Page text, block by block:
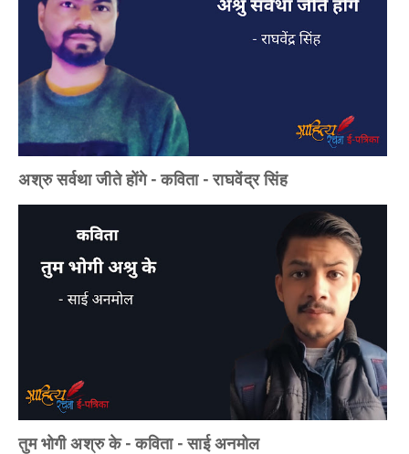
अश्रु सर्वथा जीते होंगे - कविता - राघवेंद्र सिंह
तुम भोगी अश्रु के - कविता - साई अनमोल